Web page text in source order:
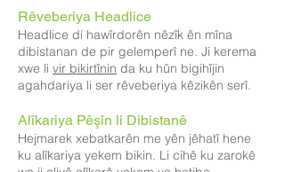
Rêveberiya Headlice
Headlice di hawîrdorên nêzîk ên mîna
dibistanan de pir gelemperî ne. Ji kerema
xwe li vir bikirtînin da ku hûn bigihîjin
agahdariya li ser rêveberiya kêzikên serî.
Alîkariya Pêşîn li Dibistanê
Hejmarek xebatkarên me yên jêhatî hene
ku alîkariya yekem bikin. Li cihê ku zarokê